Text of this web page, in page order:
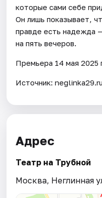
которые сами себе
Он лишь показывает,
правде есть надежда
на пять вечеров.
Премьера 14 мая 2025
Источник: neglinka29.ru
Адрес
Театр на Трубной
Москва, Неглинная